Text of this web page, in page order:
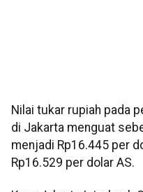
Nilai tukar rupiah pada
di Jakarta menguat
menjadi Rp16.445 per
Rp16.529 per dolar AS.